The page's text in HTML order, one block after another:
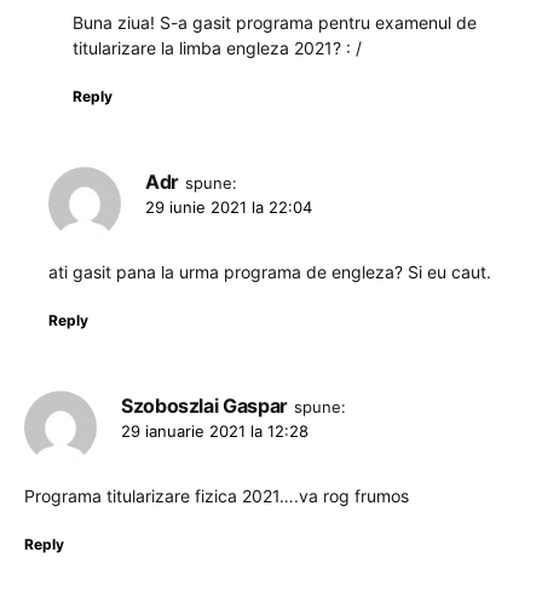
Buna ziua! S-a gasit programa pentru examenul de
titularizare la limba engleza 2021? : /
Reply
Adr spune:
29 iunie 2021 la 22:04
ati gasit pana la urma programa de engleza? Si eu caut.
Reply
Szoboszlai Gaspar spune:
29 ianuarie 2021 la 12:28
Programa titularizare fizica 2021….va rog frumos
Reply